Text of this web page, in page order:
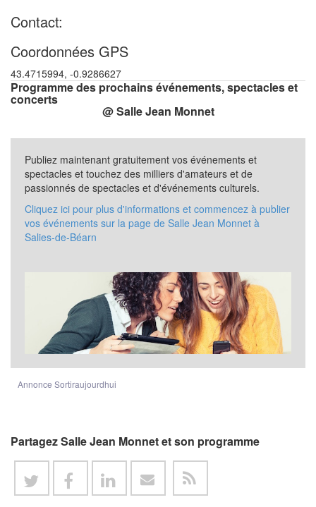
Contact:
Coordonnées GPS
43.4715994, -0.9286627
Programme des prochains événements, spectacles et
concerts
@ Salle Jean Monnet
Publiez maintenant gratuitement vos événements et
spectacles et touchez des milliers d'amateurs et de
passionnés de spectacles et d'événements culturels.
Cliquez ici pour plus d'informations et commencez à publier
vos événements sur la page de Salle Jean Monnet à
Salies-de-Béarn
Annonce Sortiraujourdhui
Partagez Salle Jean Monnet et son programme